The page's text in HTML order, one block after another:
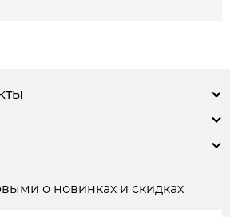
о новинках и скидках